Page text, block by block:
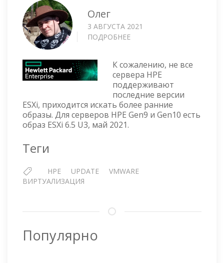
Олег
3 АВГУСТА 2021
ПОДРОБНЕЕ
PLUS
CUSTOM
IMAGE
FOR
ESXI
6.5
2021
К сожалению, не все
сервера HPE
поддерживают
последние версии
ESXi, приходится искать более ранние
образы. Для серверов HPE Gen9 и Gen10 есть
образ ESXi 6.5 U3, май 2021.
Теги
HPE UPDATE
VMWARE
ВИРТУАЛИЗАЦИЯ
Популярно